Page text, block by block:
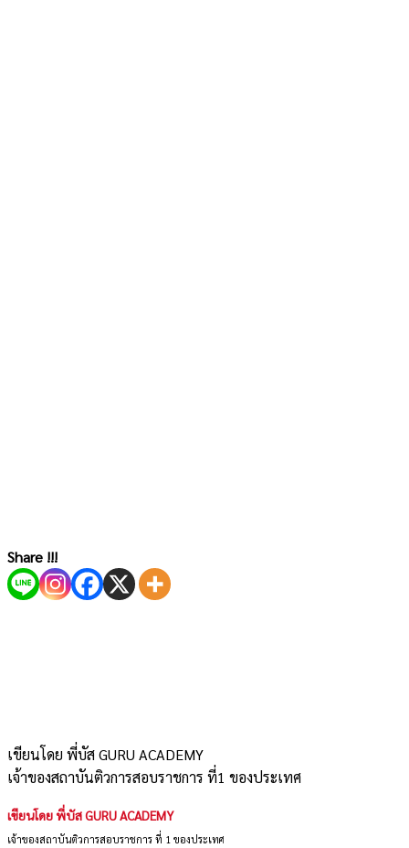
Share !!!
เขียนโดย พี่บัส GURU ACADEMY
เจ้าของสถาบันติวการสอบราชการ ที่1 ของประเทศ
เขียนโดย พี่บัส GURU ACADEMY
เจ้าของสถาบันติวการสอบราชการ ที่ 1 ของประเทศ